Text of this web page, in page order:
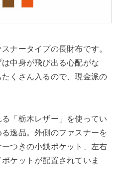
ナータイプの長財布です。
中身が飛び出る心配がな
くさん入るので、現金派の
「栃木レザー」を使ってい
逸品。外側のファスナーを
つきの小銭ポケット、左右
ケットが配置されていま